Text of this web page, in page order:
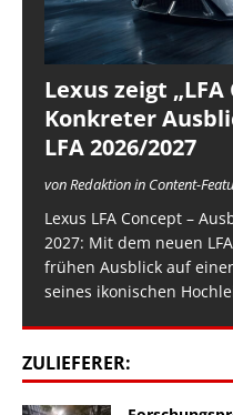
Lexus zeigt „LFA
Konkreter
LFA 2026/2027
von Redaktion in Content-
Lexus LFA Concept –
2027: Mit dem neuen
frühen Ausblick auf
seines ikonischen
ZULIEFERER: